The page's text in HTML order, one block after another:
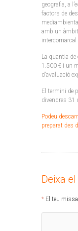
geografia, a
factors de
amb un
intercomarcal
La quantia
1.500 € i un
d’avaluació
El termini de
divendres 31
Podeu
preparat des
Deixa
El teu